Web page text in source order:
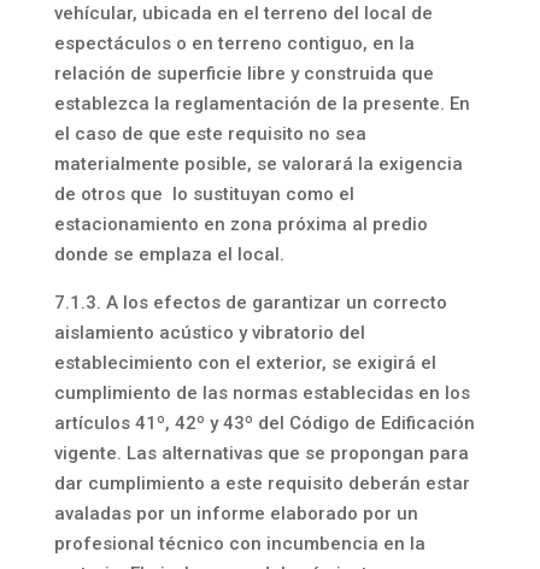
vehícular, ubicada en el terreno del local de
espectáculos o en terreno contiguo, en la
relación de superficie libre y construida que
establezca la reglamentación de la presente. En
el caso de que este requisito no sea
materialmente posible, se valorará la exigencia
de otros que lo sustituyan como el
estacionamiento en zona próxima al predio
donde se emplaza el local.
7.1.3. A los efectos de garantizar un correcto
aislamiento acústico y vibratorio del
establecimiento con el exterior, se exigirá el
cumplimiento de las normas establecidas en los
artículos 41º, 42º y 43º del Código de Edificación
vigente. Las alternativas que se propongan para
dar cumplimiento a este requisito deberán estar
avaladas por un informe elaborado por un
profesional técnico con incumbencia en la